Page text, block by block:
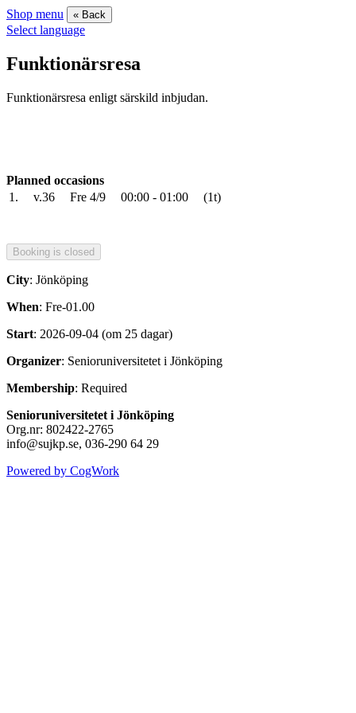
Shop menu « Back
Select language
Funktionärsresa
Funktionärsresa enligt särskild inbjudan.
Planned occasions
1.
v.36 Fre 4/9 00:00 - 01:00 (1t)
City: Jönköping
When: Fre-01.00
Start: 2026-09-04 (om 25 dagar)
Organizer: Senioruniversitetet i Jönköping
Membership: Required
Senioruniversitetet i Jönköping
Org.nr: 802422-2765
info@sujkp.se, 036-290 64 29
Powered by CogWork